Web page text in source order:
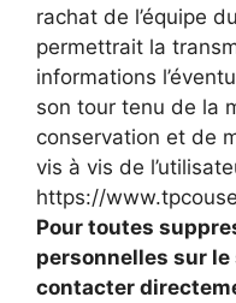
rachat de l’équipe
permettrait la
informations
son tour tenu de la
conservation et de
vis à vis de
https://
Pour toutes
personnelles sur le
contacter